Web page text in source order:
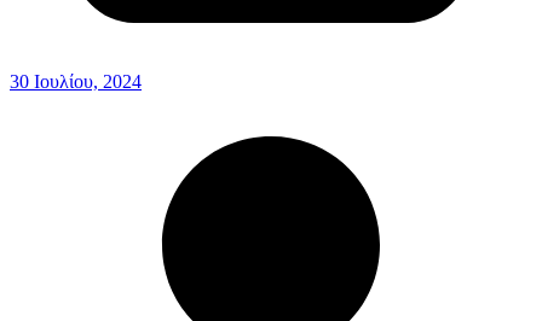
30 Ιουλίου, 2024